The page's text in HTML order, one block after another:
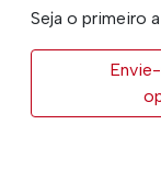
Seja o primeiro